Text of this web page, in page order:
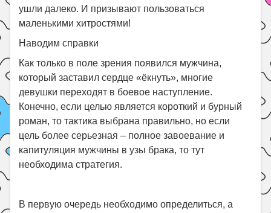
ушли далеко. И призывают пользоваться
маленькими хитростями!
Наводим справки
Как только в поле зрения появился мужчина,
который заставил сердце «ёкнуть», многие
девушки переходят в боевое наступление.
Конечно, если целью является короткий и бурный
роман, то тактика выбрана правильно, но если
цель более серьезная – полное завоевание и
капитуляция мужчины в узы брака, то тут
необходима стратегия.
В первую очередь необходимо определиться, а